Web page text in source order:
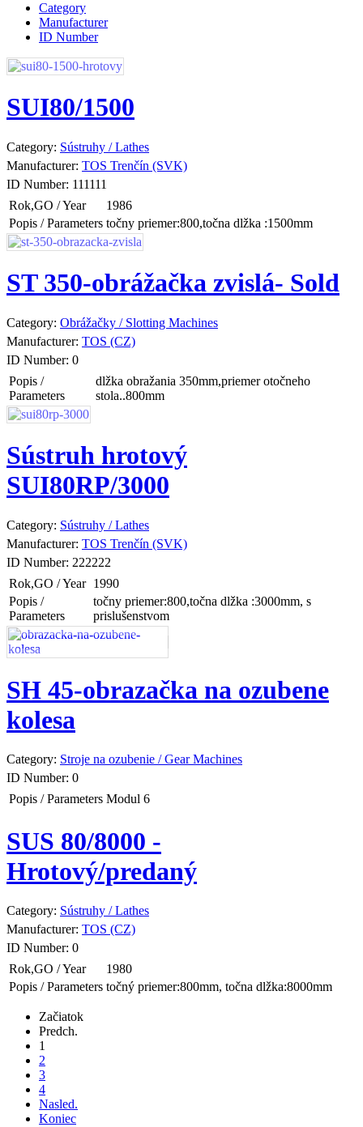
Category
Manufacturer
ID Number
SUI80/1500
Category: Sústruhy / Lathes
Manufacturer: TOS Trenčín (SVK)
ID Number: 111111
Rok,GO / Year
1986
Popis / Parameters točny priemer:800,točna dlžka :1500mm
ST 350-obrážačka zvislá- Sold
Category: Obrážačky / Slotting Machines
Manufacturer: TOS (CZ)
ID Number: 0
Popis /
Parameters
dlžka obražania 350mm,priemer otočneho
stola..800mm
Sústruh hrotový
SUI80RP/3000
Category: Sústruhy / Lathes
Manufacturer: TOS Trenčín (SVK)
ID Number: 222222
Rok,GO / Year 1990
Popis /
Parameters
točny priemer:800,točna dlžka :3000mm, s
prislušenstvom
SH 45-obrazačka na ozubene
kolesa
Category: Stroje na ozubenie / Gear Machines
ID Number: 0
Popis / Parameters Modul 6
SUS 80/8000 -
Hrotový/predaný
Category: Sústruhy / Lathes
Manufacturer: TOS (CZ)
ID Number: 0
Rok,GO / Year
1980
Popis / Parameters točný priemer:800mm, točna dlžka:8000mm
Začiatok
Predch.
1
2
3
4
Nasled.
Koniec